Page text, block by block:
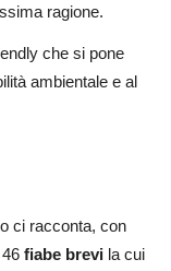
ragione.
che si pone
ambientale e al
ci racconta, con
fiabe brevi la cui